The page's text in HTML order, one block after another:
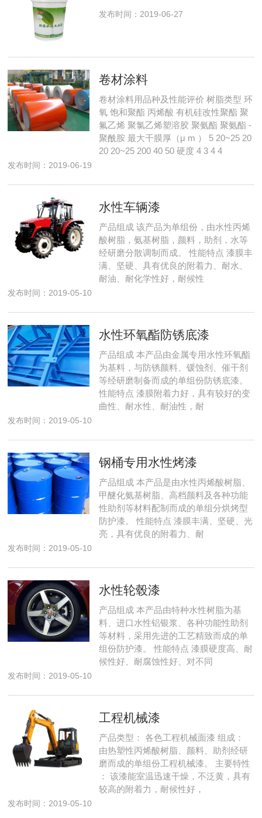
发布时间：2019-06-27
卷材涂料
卷材涂料用品种及性能评价 树脂类型 环
氧 饱和聚酯 丙烯酸 有机硅改性聚酯 聚
氟乙烯 聚氯乙烯塑溶胶 聚氨酯 聚氨酯 -
聚酰胺 最大干膜厚（μ m ） 5 20~25 20
20 20~25 200 40 50 硬度 4 3 4 4
发布时间：2019-06-19
水性车辆漆
产品组成 该产品为单组份，由水性丙烯
酸树脂，氨基树脂，颜料，助剂，水等
经研磨分散调制而成。 性能特点 漆膜丰
满、坚硬、具有优良的附着力、耐水、
耐油、耐化学性好，耐候性
发布时间：2019-05-10
水性环氧酯防锈底漆
产品组成 本产品由金属专用水性环氧酯
为基料，与防锈颜料、锾蚀剂、催干剂
等经研磨制备而成的单组份防锈底漆。
性能特点 漆膜附着力好，具有较好的变
曲性、耐水性、耐油性，耐
发布时间：2019-05-10
钢桶专用水性烤漆
产品组成 本产品是由水性丙烯酸树脂、
甲醚化氨基树脂、高档颜料及各种功能
性助剂等材料配制而成的单组分烘烤型
防护漆。 性能特点 漆膜丰满、坚硬、光
亮，具有优良的附着力、耐
发布时间：2019-05-10
水性轮毂漆
产品组成 本产品由特种水性树脂为基
料、进口水性铝银浆、各种功能性助剂
等材料，采用先进的工艺精致而成的单
组份防护漆。 性能特点 漆膜硬度高、耐
候性好、耐腐蚀性好、对不同
发布时间：2019-05-10
工程机械漆
产品类型： 各色工程机械面漆 组成：
由热塑性丙烯酸树脂、颜料、助剂经研
磨而成的单组份工程机械漆。 主要特性
： 该漆能室温迅速干燥，不泛黄，具有
较高的附着力，耐候性好，
发布时间：2019-05-10